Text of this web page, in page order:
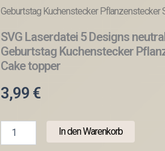
Geburtstag Kuchenstecker Pflanzenstecker
SVG Laserdatei 5 Designs
Geburtstag Kuchenstecker
Cake topper
3,99 €
Laserdatei
In den Warenkorb